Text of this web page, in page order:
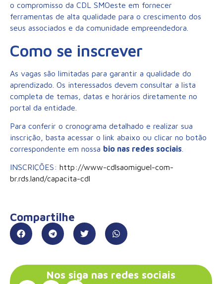
o compromisso da CDL SMOeste em fornecer
ferramentas de alta qualidade para o crescimento dos
seus associados e da comunidade empreendedora.
Como se inscrever
As vagas são limitadas para garantir a qualidade do
aprendizado. Os interessados devem consultar a lista
completa de temas, datas e horários diretamente no
portal da entidade.
Para conferir o cronograma detalhado e realizar sua
inscrição, basta acessar o link abaixo ou clicar no botão
correspondente em nossa bio nas redes sociais
INSCRIÇÕES: http://www-cdlsaomiguel-com-
br.rds.land/capacita-cdl
Compartilhe
Nos siga nas redes sociais